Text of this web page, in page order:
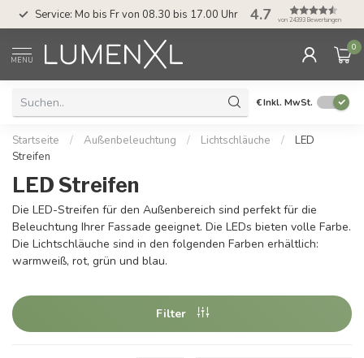
Service: Mo bis Fr von 08.30 bis 17.00 Uhr 4.7 von 24393 Bewertungen
MENU
0
€Inkl. MwSt.
Startseite / Außenbeleuchtung / Lichtschläuche /
LED
Streifen
LED Streifen
Die LED-Streifen für den Außenbereich sind perfekt für die
Beleuchtung Ihrer Fassade geeignet. Die LEDs bieten volle Farbe.
Die Lichtschläuche sind in den folgenden Farben erhältlich:
warmweiß, rot, grün und blau.
Filter